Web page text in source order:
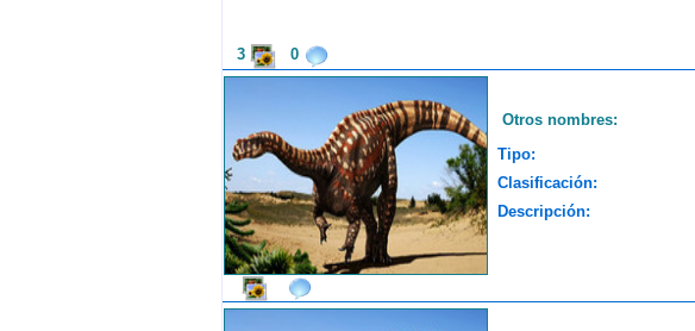
3 0
Otros nombres:
Tipo:
Clasificación:
Descripción: